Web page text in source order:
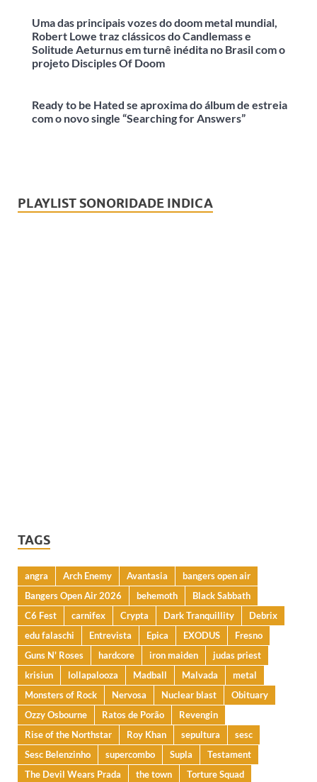
Uma das principais vozes do doom metal mundial,
Robert Lowe traz clássicos do Candlemass e
Solitude Aeturnus em turnê inédita no Brasil com o
projeto Disciples Of Doom
Ready to be Hated se aproxima do álbum de estreia
com o novo single “Searching for Answers”
PLAYLIST SONORIDADE INDICA
TAGS
angra Arch Enemy Avantasia
bangers open air
Bangers Open Air 2026
behemoth
Black Sabbath
C6 Fest
carnifex Crypta Dark Tranquillity
Debrix
edu falaschi
Entrevista Epica EXODUS
Fresno
Guns N' Roses
hardcore iron maiden
judas priest
krisiun
lollapalooza Madball Malvada
metal
Monsters of Rock
Nervosa Nuclear blast
Obituary
Ozzy Osbourne
Ratos de Porão
Revengin
Rise of the Northstar
Roy Khan sepultura
sesc
Sesc Belenzinho
supercombo Supla
Testament
The Devil Wears Prada
the town Torture Squad